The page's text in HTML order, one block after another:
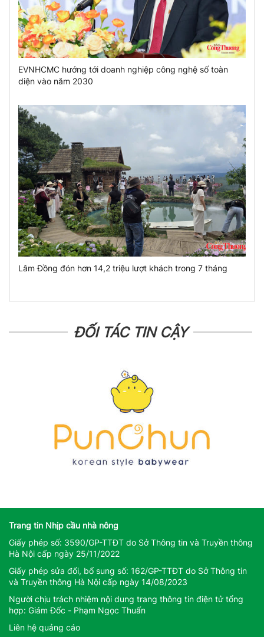
EVNHCMC hướng tới doanh nghiệp công nghệ số toàn
diện vào năm 2030
Lâm Đồng đón hơn 14,2 triệu lượt khách trong 7 tháng
ĐỐI TÁC TIN CẬY
Trang tin Nhịp cầu nhà nông
Giấy phép số: 3590/GP-TTĐT do Sở Thông tin và Truyền thông
Hà Nội cấp ngày 25/11/2022
Giấy phép sửa đổi, bổ sung số: 162/GP-TTĐT do Sở Thông tin
và Truyền thông Hà Nội cấp ngày 14/08/2023
Người chịu trách nhiệm nội dung trang thông tin điện tử tổng
hợp: Giám Đốc - Phạm Ngọc Thuấn
Liên hệ quảng cáo